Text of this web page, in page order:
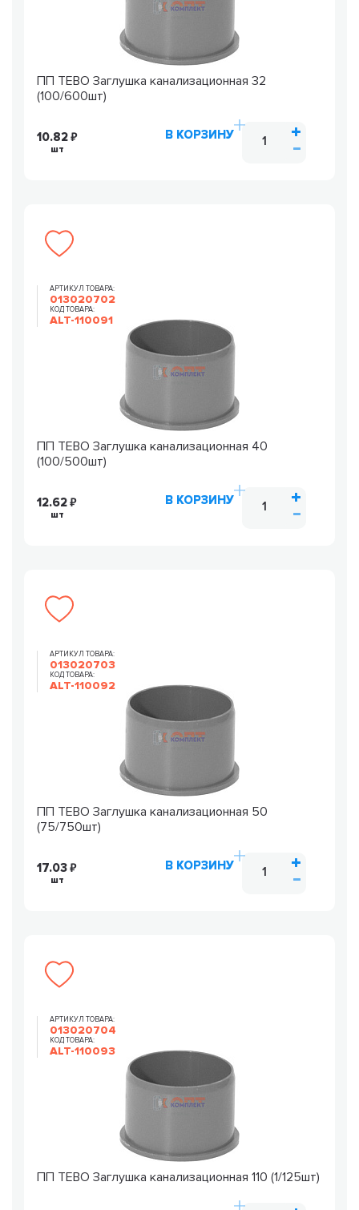
ПП TEBO Заглушка канализационная 32
(100/600шт)
10.82
шт
В КОРЗИНУ
АРТИКУЛ ТОВАРА:
013020702
КОД ТОВАРА:
ALT-110091
ПП TEBO Заглушка канализационная 40
(100/500шт)
12.62
шт
В КОРЗИНУ
АРТИКУЛ ТОВАРА:
013020703
КОД ТОВАРА:
ALT-110092
ПП TEBO Заглушка канализационная 50
(75/750шт)
17.03
шт
В КОРЗИНУ
АРТИКУЛ ТОВАРА:
013020704
КОД ТОВАРА:
ALT-110093
ПП TEBO Заглушка канализационная 110 (1/125шт)